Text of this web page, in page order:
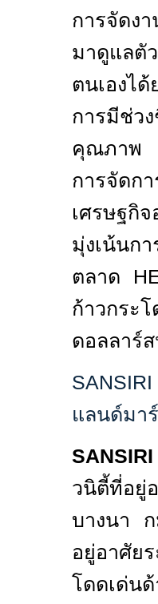
การจัดง
มาดูแลตั
ตนเองไ
การมีช่ว
คุณภา
การจัด
เศรษฐกิ
มุ่งเน้นก
ตลาด
ก้าวกระ
ดอลลาร์
SANSIRI
แลนด์มา
SANSIRI
วนิตี้ที่อยู่
บางนา
อยู่อาศัย
โดดเด่น